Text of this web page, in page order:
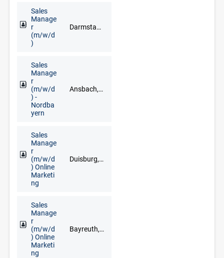
Sales
Manage
r
(m/w/d
)
Darmstadt, Frankfurt am Main, Mainz, Wiesbaden
Sales
Manage
r
(m/w/d
) -
Nordba
yern
Ansbach, Aschaffenburg, Bamberg, Bayreuth, Coburg, Hof, Nürnberg, Regensburg, Schweinfurt, Würzburg
Sales
Manage
r
(m/w/d
) Online
Marketi
ng
Duisburg, Düsseldorf, Erkelenz, Kleve, Krefeld, Langenfeld, Mönchengladbach, Mülheim an der Ruhr, Wesel, Wuppertal
Sales
Manage
r
(m/w/d
) Online
Marketi
ng
Bayreuth, Deggendorf, Dresden, Düsseldorf, Erfurt, Frankfurt am Main, Freiburg im Breisgau, Fuldabrück, Leipzig, München, Nürnberg, Regensburg, Stuttgart, Würzburg